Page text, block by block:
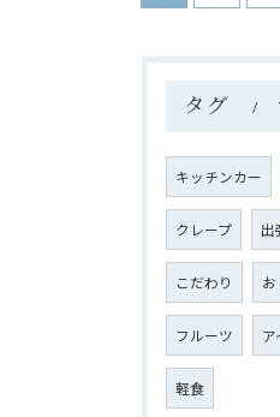
タグ
キッチンカー
クレープ 出
こだわり
フルーツ ア
軽食